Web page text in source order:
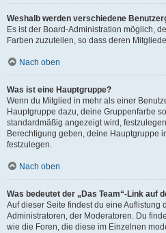
Weshalb werden verschiedene
Es ist der Board-Administration möglich,
Farben zuzuteilen, so dass deren
Nach oben
Was ist eine Hauptgruppe?
Wenn du Mitglied in mehr als einer
Hauptgruppe dazu, deine Gruppenfarbe
standardmäßig angezeigt wird,
Berechtigung geben, deine Hauptgruppe
festzulegen.
Nach oben
Was bedeutet der „Das Team“-Link auf
Auf dieser Seite findest du eine Auflistung
Administratoren, der Moderatoren. Du
wie die Foren, die diese im Einzelnen